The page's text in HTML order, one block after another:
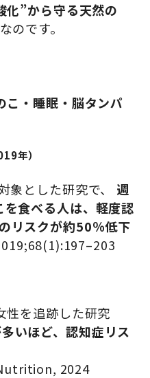
化”から守る天然の
のです。
こ・睡眠・脳タンパ
年）
象とした研究で、 週
食べる人は、軽度認
リスクが約50％低下
性を追跡した研究
いほど、認知症リス
2024